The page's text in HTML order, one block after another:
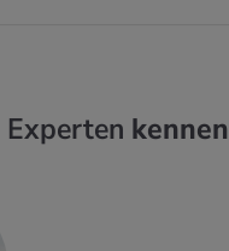
Experten kennen